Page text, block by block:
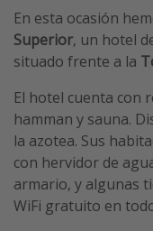
En esta ocasión
Superior, un hotel
situado frente a la
El hotel cuenta con
hamman y sauna.
la azotea. Sus
con hervidor de
armario, y algunas
WiFi gratuito en